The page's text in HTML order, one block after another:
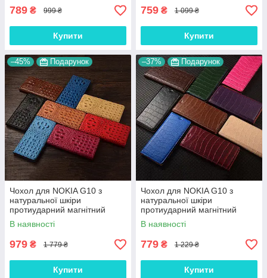
789 ₴ 999 ₴
Купити
759 ₴ 1 099 ₴
Купити
–45% Подарунок
Чохол для NOKIA G10 з
натуральної шкіри
протиударний магнітний
книжка з підставкою
"CROCOHEAD"
В наявності
979 ₴ 1 779 ₴
Купити
–37% Подарунок
Чохол для NOKIA G10 з
натуральної шкіри
протиударний магнітний
книжка з підставкою "LUXOR"
В наявності
779 ₴ 1 229 ₴
Купити